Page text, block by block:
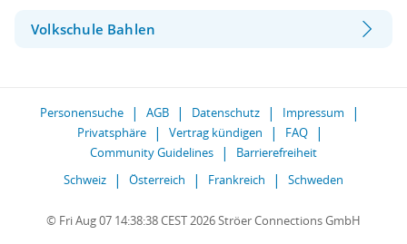
Volkschule Bahlen
Personensuche AGB Datenschutz
Impressum
Privatsphäre
Vertrag kündigen
FAQ
Community Guidelines
Barrierefreiheit
Schweiz
Österreich Frankreich Schweden
© Fri Aug 07 14:38:38 CEST 2026 Ströer Connections GmbH